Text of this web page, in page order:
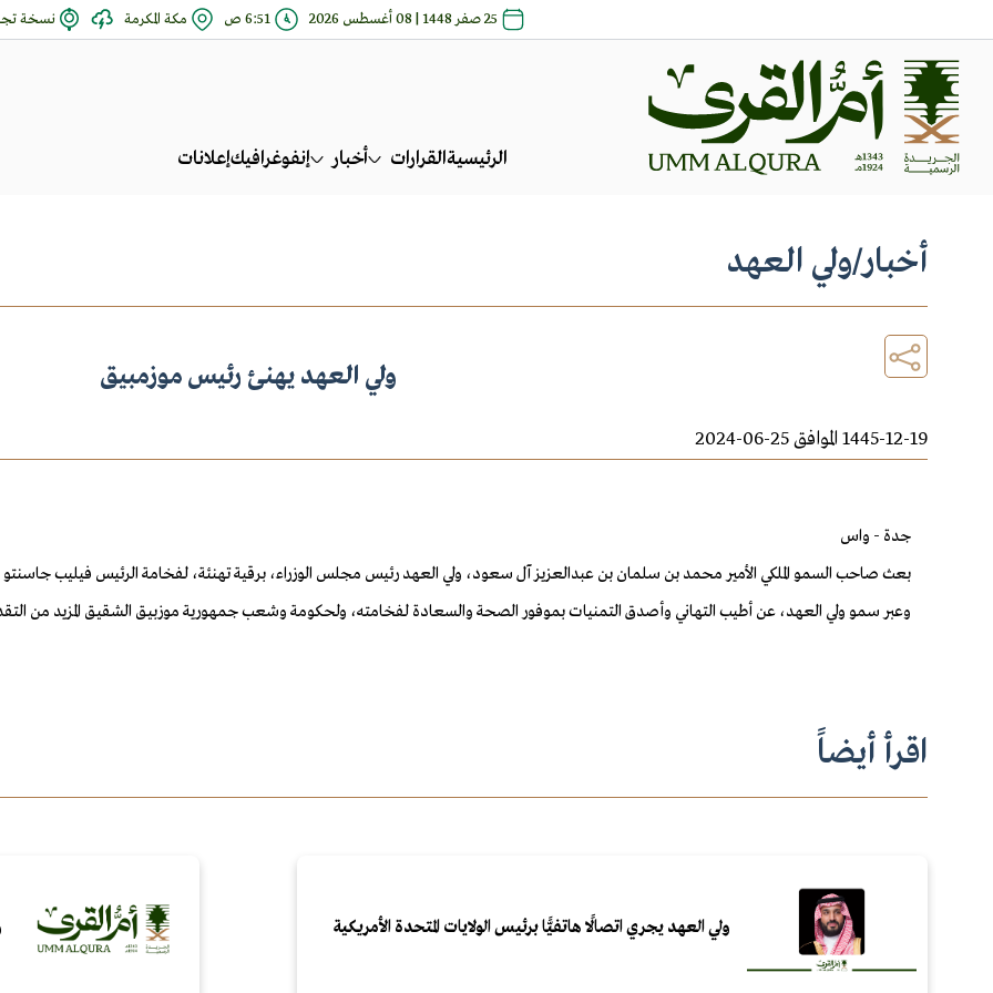
25 صفر 1448 | 08 أغسطس 2026 6:51 ص مكة المكرمة نسخة
الرئيسيةالقرارات أخبار إنفوغرافيكإعلانات
أخبار/ولي العهد
ولي العهد يهنئ رئيس موزمبيق
1445-12-19 الموافق 25-06-2024
جدة - واس
بعث صاحب السمو الملكي الأمير محمد بن سلمان بن عبدالعزيز آل سعود، ولي العهد رئيس مجلس الوزراء، برقية تهنئة، لفخامة الرئيس فيليب
وعبر سمو ولي العهد، عن أطيب التهاني وأصدق التمنيات بموفور الصحة والسعادة لفخامته، ولحكومة وشعب جمهورية موزبيق الشقيق المزيد من
اقرأ أيضاً
ولي العهد يجري اتصالًا هاتفيًّا برئيس الولايات المتحدة الأمريكية